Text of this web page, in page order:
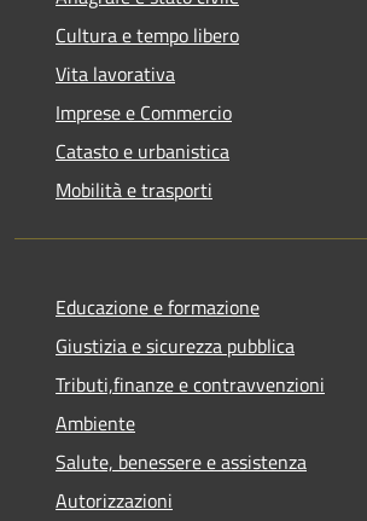
Cultura e tempo libero
Vita lavorativa
Imprese e Commercio
Catasto e urbanistica
Mobilità e trasporti
Educazione e formazione
Giustizia e sicurezza pubblica
Tributi,finanze e contravvenzioni
Ambiente
Salute, benessere e assistenza
Autorizzazioni